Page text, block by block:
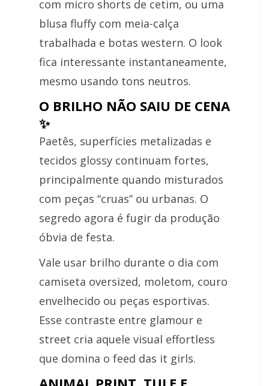
com micro shorts de cetim, ou uma
blusa fluffy com meia-calça
trabalhada e botas western. O look
fica interessante instantaneamente,
mesmo usando tons neutros.
O BRILHO NÃO SAIU DE CENA
✨
Paetês, superfícies metalizadas e
tecidos glossy continuam fortes,
principalmente quando misturados
com peças “cruas” ou urbanas. O
segredo agora é fugir da produção
óbvia de festa.
Vale usar brilho durante o dia com
camiseta oversized, moletom, couro
envelhecido ou peças esportivas.
Esse contraste entre glamour e
street cria aquele visual effortless
que domina o feed das it girls.